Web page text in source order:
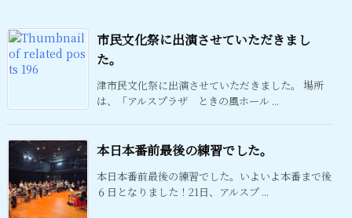
市民文化祭に出演させていただきまし
た。
津市民文化祭に出演させていただきました。 場所
は、「アルスプラザ ときの風ホール ...
本日本番前最後の練習でした。
本日本番前最後の練習でした。いよいよ本番まで後
６日となりました！21日、アルスプ ...